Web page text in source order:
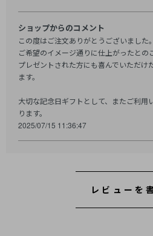
ショップからのコメント
この度はご注文ありがとうございました。
ご希望のイメージ通りに仕上がったと
プレゼントされた方にも喜んでいただけ
ます。
大切な記念日ギフトとして、またご利用
ります。
2025/07/15 11:36:47
レビューを